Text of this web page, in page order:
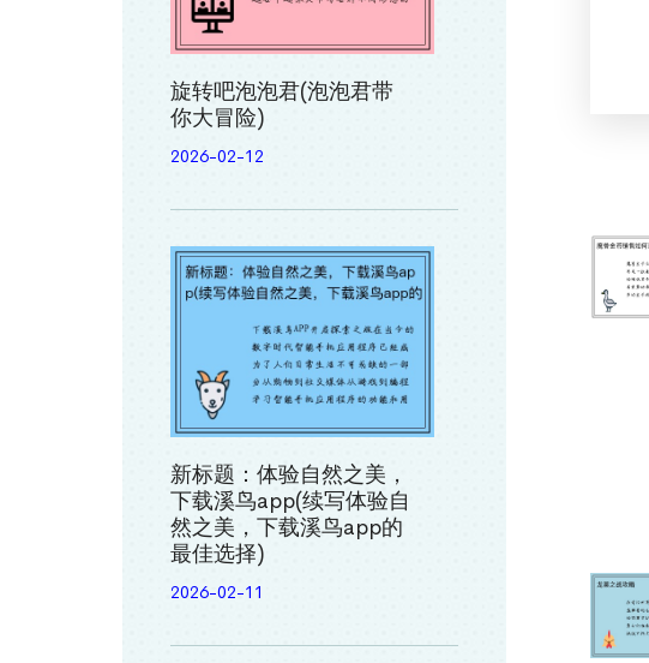
旋转吧泡泡君(泡泡君带
你大冒险)
2026-02-12
新标题：体验自然之美，
下载溪鸟app(续写体验自
然之美，下载溪鸟app的
最佳选择)
2026-02-11